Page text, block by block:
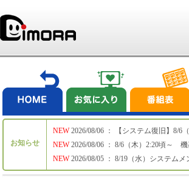
お知らせ
NEW
NEW
NEW
2026/08/06 ： 【システム復旧】8/
2026/08/06 ： 8/6（木）2:20頃～
2026/08/05 ： 8/19（水）システムメ